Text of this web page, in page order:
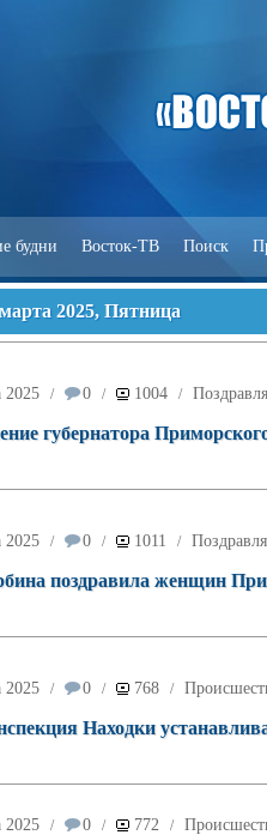
будни Восток-ТВ Поиск
2025, Пятница
2025 / 0 / 1004 /
губернатора
2025 / 0 / 1011 /
поздравила женщин
2025 / 0 / 768 /
Находки
2025 / 0 / 772 /